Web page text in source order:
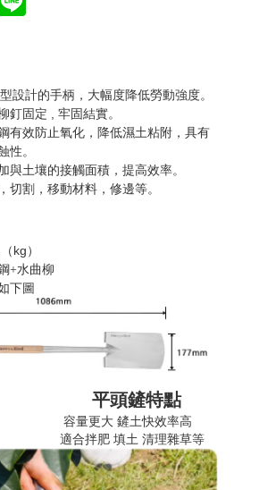
型設計的手柄，大幅度降低勞動強度。
釘固定
牢固結實。
有效防止氧化，降低濕土粘附，具有
性。
與土壤的接觸面積，提高效率。
切割，移動材料，修邊等。
（ kg ）
+水曲柳
下圖
鏟特點
鏟土快效率高
填土 清理雜草等